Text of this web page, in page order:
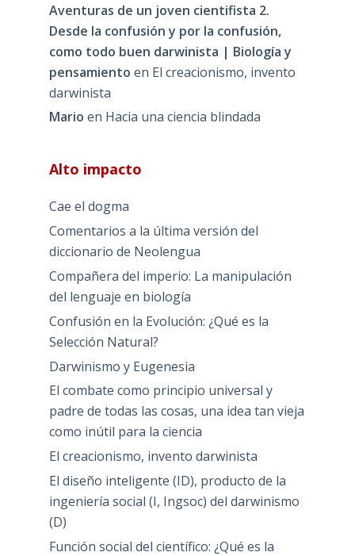
Aventuras de un joven cientifista 2.
Desde la confusión y por la confusión,
como todo buen darwinista | Biología y
pensamiento en El creacionismo, invento
darwinista
Mario en Hacia una ciencia blindada
Alto impacto
Cae el dogma
Comentarios a la última versión del
diccionario de Neolengua
Compañera del imperio: La manipulación
del lenguaje en biología
Confusión en la Evolución: ¿Qué es la
Selección Natural?
Darwinismo y Eugenesia
El combate como principio universal y
padre de todas las cosas, una idea tan vieja
como inútil para la ciencia
El creacionismo, invento darwinista
El diseño inteligente (ID), producto de la
ingeniería social (I, Ingsoc) del darwinismo
(D)
Función social del científico: ¿Qué es la